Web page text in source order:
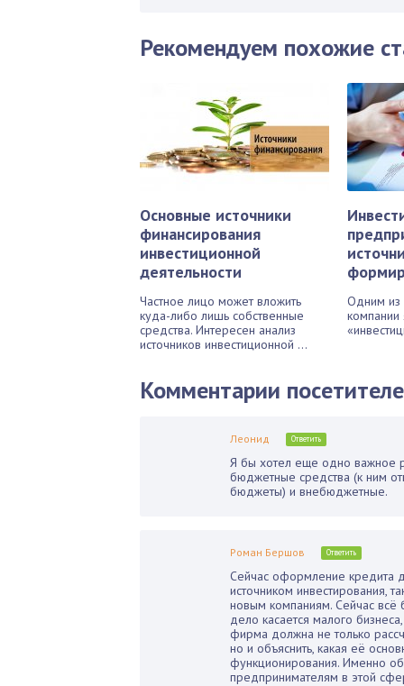
Рекомендуем похожие
Основные источники
финансирования
инвестиционной
деятельности
Частное лицо может вложить
куда-либо лишь собственные
средства. Интересен анализ
источников инвестиционной ...
Одним из
компании
Комментарии
Леонид Ответить
Я бы хотел еще одно важное
бюджетные средства (к ним
бюджеты) и внебюджетные.
Роман Бершов Ответить
Сейчас оформление кредита
источником инвестирования,
новым компаниям. Сейчас всё
дело касается малого
фирма должна не только
но и объяснить, какая её
функционирования. Именно
предпринимателям в этой